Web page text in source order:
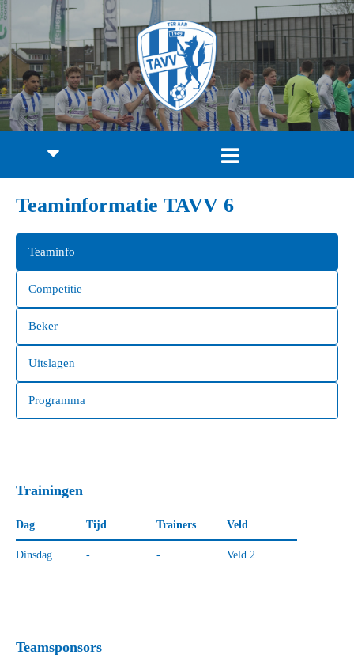
Teaminformatie TAVV 6
Teaminfo
Competitie
Beker
Uitslagen
Programma
Trainingen
Dag Tijd Trainers Veld
Dinsdag - - Veld 2
Teamsponsors